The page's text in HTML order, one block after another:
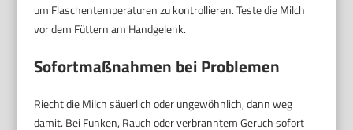
um Flaschentemperaturen zu kontrollieren. Teste die Milch
vor dem Füttern am Handgelenk.
Sofortmaßnahmen bei Problemen
Riecht die Milch säuerlich oder ungewöhnlich, dann weg
damit. Bei Funken, Rauch oder verbranntem Geruch sofort